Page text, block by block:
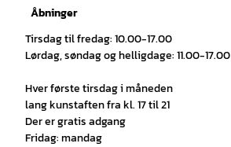
Åbninger
Tirsdag til fredag: 10.00-17.00
Lørdag, søndag og helligdage: 11.00-17.00
Hver første tirsdag i måneden
lang kunstaften fra kl. 17 til 21
Der er gratis adgang
Fridag: mandag